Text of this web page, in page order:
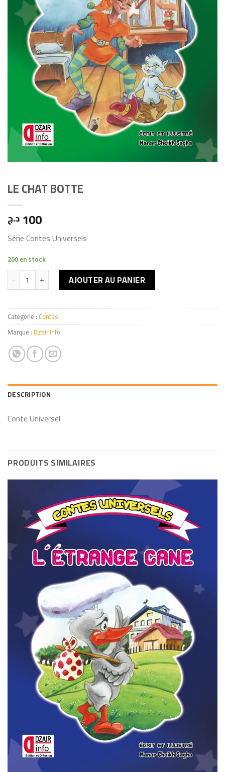
LE CHAT BOTTE
100 د.ج
Série Contes Universels
200 en stock
quantité de LE CHAT BOTTEAJOUTER AU PANIER
Catégorie : Contes
Marque : Dzair Info
DESCRIPTION
Conte Universel
PRODUITS SIMILAIRES